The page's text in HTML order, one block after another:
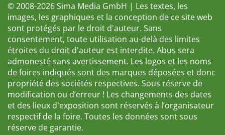
© 2008-2026 Sima Media GmbH | Les textes, les
images, les graphiques et la conception de ce site web
sont protégés par le droit d'auteur. Sans
consentement, toute utilisation au-delà des limites
étroites du droit d'auteur est interdite. Abus sera
admonesté sans avertissement. Les logos et les noms
de foires indiqués sont des marques déposées et donc
propriété des sociétés respectives. Sous réserve de
modification ou d’erreur ! Les changements des dates
et des lieux d'exposition sont réservés à l’organisateur
respectif de la foire. Toutes les données sont sous
réserve de garantie.